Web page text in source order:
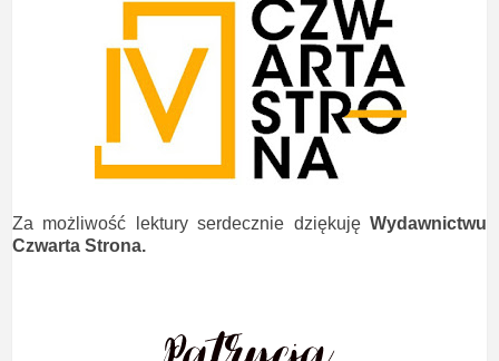
Za możliwość lektury serdecznie dziękuję Wydawnictwu
Czwarta Strona.